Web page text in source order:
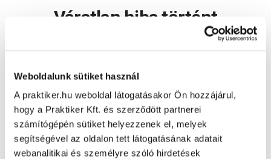
Weboldalunk sütiket használ
A praktiker.hu weboldal látogatásakor Ön hozzájárul,
hogy a Praktiker Kft. és szerződött partnerei
számítógépén sütiket helyezzenek el, melyek
segítségével az oldalon tett látogatásának adatait
webanalitikai és személyre szóló hirdetések
Váratlan hiba történt
Oldal újratöltése